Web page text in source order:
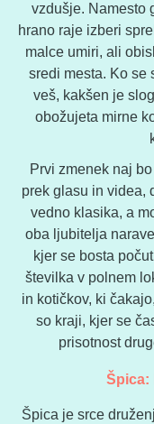
vzdušje. Namesto
hrano raje izberi
malce umiri, ali
sredi mesta. Ko se
veš, kakšen je
obožujeta mirne
Prvi zmenek naj
prek glasu in videa,
vedno klasika, a
oba ljubitelja
kjer se bosta
številka v polnem
in kotičkov, ki
so kraji, kjer se
prisotnost
Špica:
Špica je srce